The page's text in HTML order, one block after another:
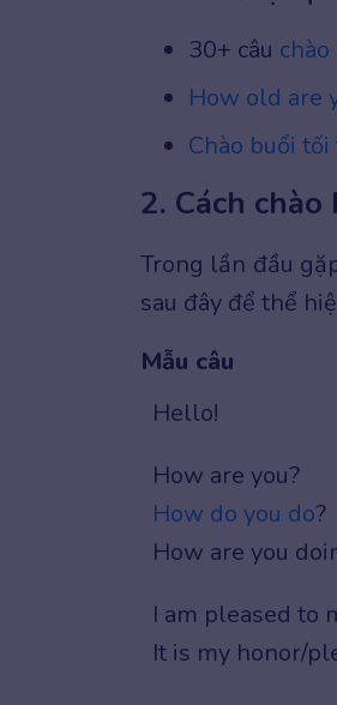
30+ câu
How old are
Chào buổi
2. Cách
Trong lần đầu
sau đây để thể
Mẫu câu
Hello!
How are you?
How do you do?
How are you
I am pleased to
It is my honor/